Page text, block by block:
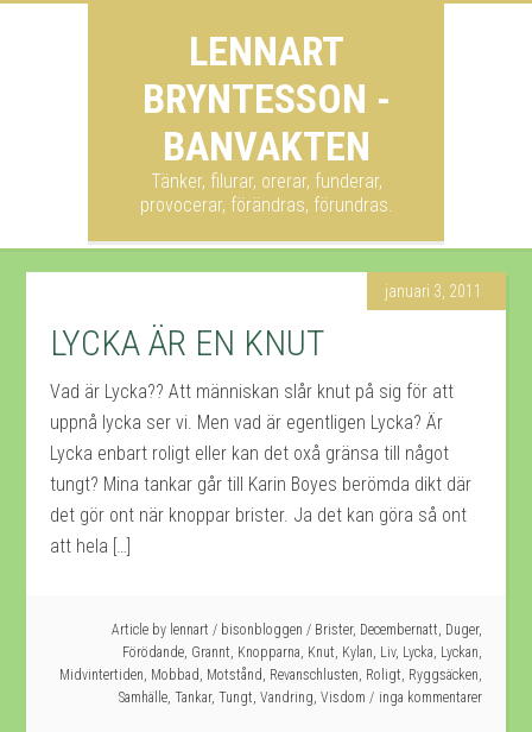
LENNART
BRYNTESSON -
BANVAKTEN
Tänker, filurar, orerar, funderar,
provocerar, förändras, förundras.
januari 3, 2011
LYCKA ÄR EN KNUT
Vad är Lycka?? Att människan slår knut på sig för att
uppnå lycka ser vi. Men vad är egentligen Lycka? Är
Lycka enbart roligt eller kan det oxå gränsa till något
tungt? Mina tankar går till Karin Boyes berömda dikt där
det gör ont när knoppar brister. Ja det kan göra så ont
att hela […]
Article by lennart / bisonbloggen / Brister, Decembernatt, Duger,
Förödande, Grannt, Knopparna, Knut, Kylan, Liv, Lycka, Lyckan,
Midvintertiden, Mobbad, Motstånd, Revanschlusten, Roligt, Ryggsäcken,
Samhälle, Tankar, Tungt, Vandring, Visdom inga kommentarer